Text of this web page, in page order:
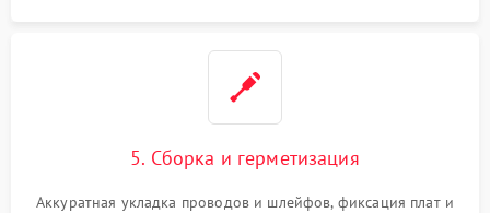
5. Сборка и герметизация
Аккуратная укладка проводов и шлейфов, фиксация плат и